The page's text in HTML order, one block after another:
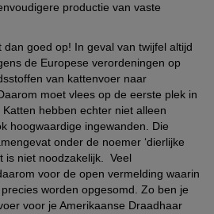
productie van vaste
goed op! In geval van twijfel altijd
de Europese verordeningen op
van kattenvoer naar
moet vlees op de eerste plek in
hebben echter niet alleen
hoogwaardige ingewanden. Die
onder de noemer ‘dierlijke
is niet noodzakelijk. Veel
voor de open vermelding waarin
worden opgesomd. Zo ben je
voor je Amerikaanse Draadhaar